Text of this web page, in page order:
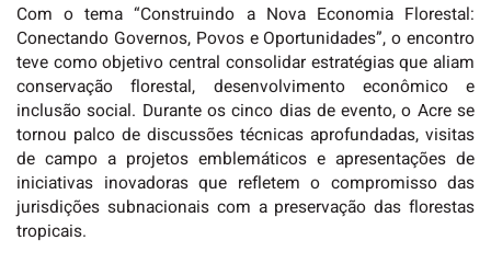
Com o tema “Construindo a Nova Economia Florestal:
Conectando Governos, Povos e Oportunidades”, o encontro
teve como objetivo central consolidar estratégias que aliam
conservação florestal, desenvolvimento econômico e
inclusão social. Durante os cinco dias de evento, o Acre se
tornou palco de discussões técnicas aprofundadas, visitas
de campo a projetos emblemáticos e apresentações de
iniciativas inovadoras que refletem o compromisso das
jurisdições subnacionais com a preservação das florestas
tropicais.